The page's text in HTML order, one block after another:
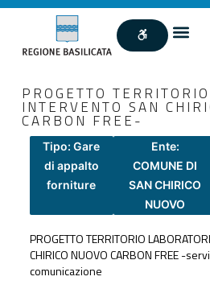
PROGETTO
INTERVENTO SAN
CARBON FREE-
Tipo: Gare
di appalto
forniture
Ente:
COMUNE DI
SAN CHIRICO
NUOVO
PROGETTO TERRITORIO
CHIRICO NUOVO CARBON FREE -
comunicazione